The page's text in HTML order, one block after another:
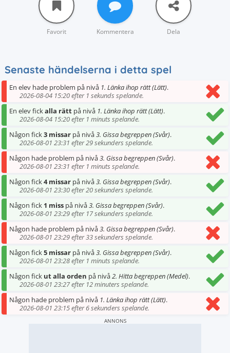
Favorit Kommentera Dela
Senaste händelserna i detta spel
En elev hade problem på nivå 1. Länka ihop rätt (Lätt).
2026-08-04 15:20 efter 1 sekunds spelande.
En elev fickalla rätt på nivå 1. Länka ihop rätt (Lätt).
2026-08-04 15:20 efter 1 minuts spelande.
Någon fick3 missar på nivå3. Gissa begreppen (Svår).
2026-08-01 23:31 efter 29 sekunders spelande.
Någon hade problem på nivå3. Gissa begreppen (Svår).
2026-08-01 23:31 efter 1 minuts spelande.
Någon fick4 missar på nivå3. Gissa begreppen (Svår).
2026-08-01 23:30 efter 20 sekunders spelande.
Någon fick 1 miss på nivå3. Gissa begreppen (Svår).
2026-08-01 23:29 efter 17 sekunders spelande.
Någon hade problem på nivå3. Gissa begreppen (Svår).
2026-08-01 23:29 efter 33 sekunders spelande.
Någon fick5 missar på nivå3. Gissa begreppen (Svår).
2026-08-01 23:28 efter 1 minuts spelande.
Någon fick ut alla orden på nivå2. Hitta begreppen (Medel).
2026-08-01 23:27 efter 12 minuters spelande.
Någon hade problem på nivå 1. Länka ihop rätt (Lätt).
2026-08-01 23:15 efter 6 sekunders spelande.
ANNONS